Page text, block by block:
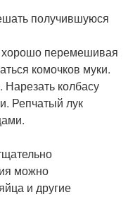
получившуюся
хорошо перемешивая
комочков муки.
Нарезать колбасу
Репчатый лук
можно
и другие